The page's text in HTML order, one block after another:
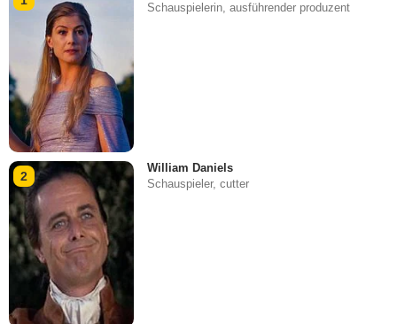
Schauspielerin, ausführender produzent
2
William Daniels
Schauspieler, cutter